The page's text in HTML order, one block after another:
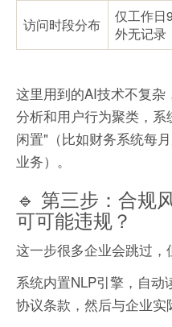
访问时段分布
仅工作日
外无记录
这里用到的AI技术不复
分析和用户行为聚类，
闲置"（比如财务系统每
业务）。
🔹 第三步：合
可可能违规？
这一步很多企业会跳过，
系统内置NLP引擎，自
协议条款，然后与企业实